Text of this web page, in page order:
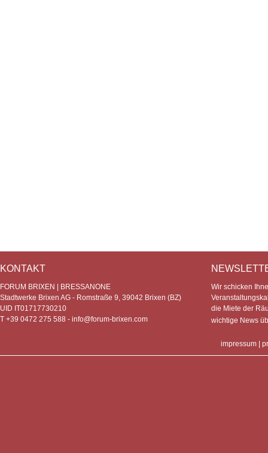
KONTAKT
FORUM BRIXEN | BRESSANONE
Stadtwerke Brixen AG - Romstraße 9, 39042 Brixen (BZ)
UID IT01717730210
T +39 0472 275 588 - info@forum-brixen.com
Wir schicken
die Miete der
wichtige News
impressum